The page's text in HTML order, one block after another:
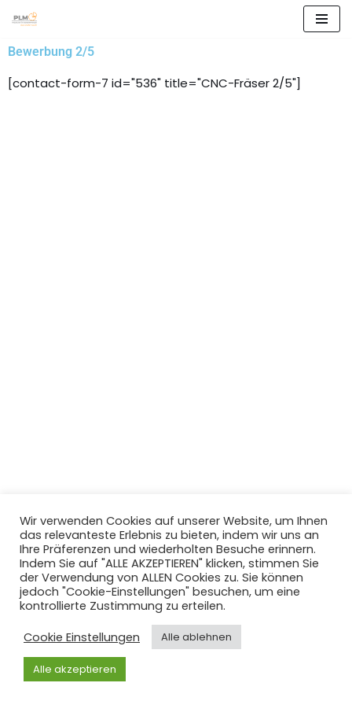
Inhalt
springen
Bewerbung 2/5
[contact-form-7 id="536" title="CNC-Fräser 2/5"]
PLM GmbH| Präsentiert von
Wir verwenden Cookies auf unserer Website, um Ihnen
das relevanteste Erlebnis zu bieten, indem wir uns an
Ihre Präferenzen und wiederholten Besuche erinnern.
Indem Sie auf "ALLE AKZEPTIEREN" klicken, stimmen Sie
der Verwendung von ALLEN Cookies zu. Sie können
jedoch "Cookie-Einstellungen" besuchen, um eine
kontrollierte Zustimmung zu erteilen.
Cookie Einstellungen
Alle ablehnen
Alle akzeptieren